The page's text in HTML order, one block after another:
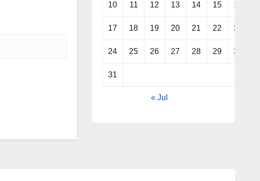
10 11 12 13 14 15 16
17 18 19 20 21 22 23
24 25 26 27 28 29 30
31
« Jul